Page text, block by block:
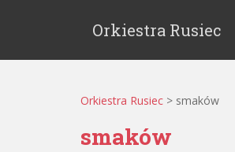
Orkiestra Rusiec
Orkiestra Rusiec > smaków
smaków